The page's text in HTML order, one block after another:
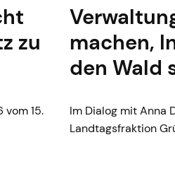
zu
vom 15.
machen,
den Wald
Im Dialog mit Anna
Landtagsfraktion